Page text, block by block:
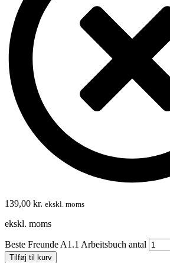
139,00 kr. ekskl. moms
ekskl. moms
Beste Freunde A1.1 Arbeitsbuch antal
Tilføj til kurv